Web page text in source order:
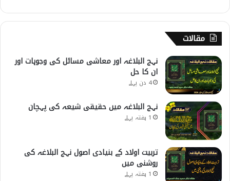
مقالات
نہج البلاغہ اور معاشی مسائل کی وجوہات اور
ان کا حل
4 دن پہلے
نہج البلاغہ میں حقیقی شیعہ کی پہچان
1 ہفتہ پہلے
تربیت اولاد کے بنیادی اصول نہج البلاغہ کی
روشنی میں
1 ہفتہ پہلے